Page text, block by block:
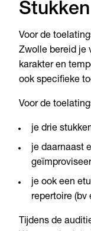
Voor de
Zwolle bereid je
karakter en
ook specifieke
Voor de
je drie
je daarnaast
je ook een
repertoire (bv
Tijdens de